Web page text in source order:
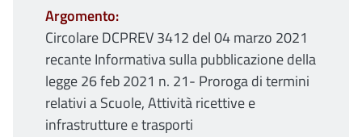
Argomento
Circolare DCPREV 3412 del 04 marzo 2021
recante Informativa sulla pubblicazione della
legge 26 feb 2021 n. 21- Proroga di termini
relativi a Scuole, Attività ricettive e
infrastrutture e trasporti